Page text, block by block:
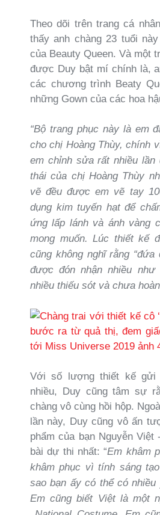
Theo dõi trên trang cá
thấy anh chàng 23 tuổi
của Beauty Queen. Và một
được Duy bật mí chính là,
các chương trình Beaty
những Gown của các hoa
“Bộ trang phục này là em
cho chị Hoàng Thùy, chính
em chỉnh sửa rất nhiều lần
thái của chị Hoàng Thùy
vẽ đều được em vẽ tay
dụng kim tuyến hạt để
ứng lấp lánh và ánh vàng
mong muốn. Lúc thiết kế
cũng không nghĩ rằng “đứa
được đón nhận nhiều
nhiều thiếu sót và chưa
Với số lượng thiết kế
nhiều, Duy cũng tâm sự
chàng vô cùng hồi hộp.
lần này, Duy cũng vô ấn
phẩm của bạn Nguyễn Việt
bài dự thi nhất: “Em khâm
khâm phục vì tính sáng
sao bạn ấy có thể có
Em cũng biết Việt là một